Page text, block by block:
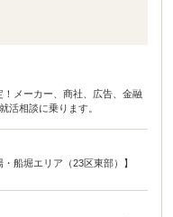
メーカー、商社、広告、金融
活相談に乗ります。
・船堀エリア（23区東部）】